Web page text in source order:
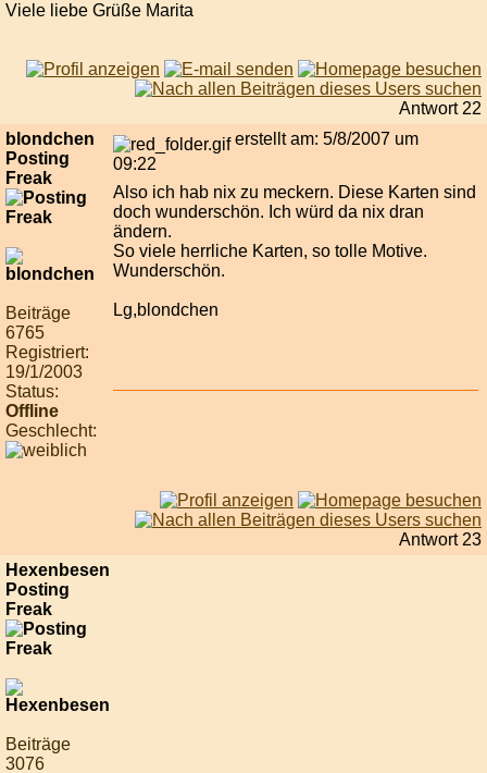
Viele liebe Grüße Marita
Antwort 22
blondchen
Posting
Freak
Beiträge
6765
Registriert:
19/1/2003
Status:
Offline
Geschlecht:
erstellt am: 5/8/2007 um
09:22
Also ich hab nix zu meckern. Diese Karten sind
doch wunderschön. Ich würd da nix dran
ändern.
So viele herrliche Karten, so tolle Motive.
Wunderschön.
Lg,blondchen
Antwort 23
Hexenbesen
Posting
Freak
Beiträge
3076